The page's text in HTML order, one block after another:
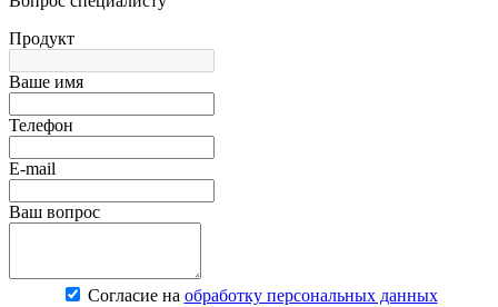
Продукт
Ваше имя
Телефон
E-mail
Ваш вопрос
Согласие на обработку персональных данных